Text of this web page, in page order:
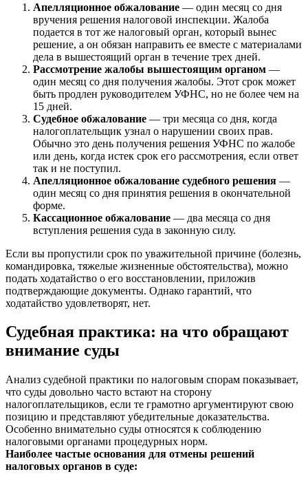
Апелляционное обжалование — один месяц со дня
вручения решения налоговой инспекции. Жалоба
подается в тот же налоговый орган, который вынес
решение, а он обязан направить ее вместе с материалами
дела в вышестоящий орган в течение трех дней.
Рассмотрение жалобы вышестоящим органом —
один месяц со дня получения жалобы. Этот срок может
быть продлен руководителем УФНС, но не более чем на
15 дней.
Судебное обжалование — три месяца со дня, когда
налогоплательщик узнал о нарушении своих прав.
Обычно это день получения решения УФНС по жалобе
или день, когда истек срок его рассмотрения, если ответ
так и не поступил.
Апелляционное обжалование судебного решения —
один месяц со дня принятия решения в окончательной
форме.
Кассационное обжалование — два месяца со дня
вступления решения суда в законную силу.
Если вы пропустили срок по уважительной причине (болезнь,
командировка, тяжелые жизненные обстоятельства), можно
подать ходатайство о его восстановлении, приложив
подтверждающие документы. Однако гарантий, что
ходатайство удовлетворят, нет.
Судебная практика: на что обращают
внимание суды
Анализ судебной практики по налоговым спорам показывает,
что суды довольно часто встают на сторону
налогоплательщиков, если те грамотно аргументируют свою
позицию и представляют убедительные доказательства.
Особенно внимательно суды относятся к соблюдению
налоговыми органами процедурных норм.
Наиболее частые основания для отмены решений
налоговых органов в суде: